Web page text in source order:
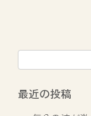
の
ペ
ジ
最近の投稿